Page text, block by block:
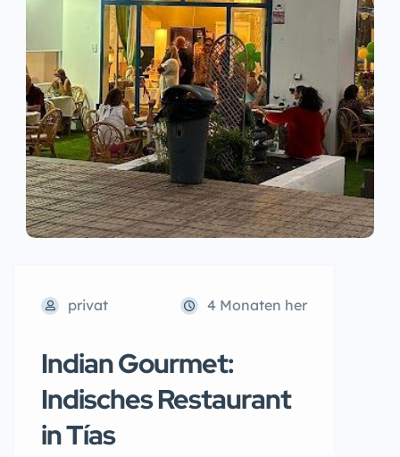
privat 4 Monaten her
Indian Gourmet:
Indisches Restaurant
in Tías